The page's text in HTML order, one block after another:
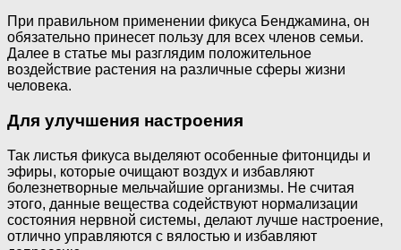
При правильном применении фикуса Бенджамина, он
обязательно принесет пользу для всех членов семьи.
Далее в статье мы разглядим положительное
воздействие растения на различные сферы жизни
человека.
Для улучшения настроения
Так листья фикуса выделяют особенные фитонциды и
эфиры, которые очищают воздух и избавляют
болезнетворные мельчайшие организмы. Не считая
этого, данные вещества содействуют нормализации
состояния нервной системы, делают лучше настроение,
отлично управляются с вялостью и избавляют